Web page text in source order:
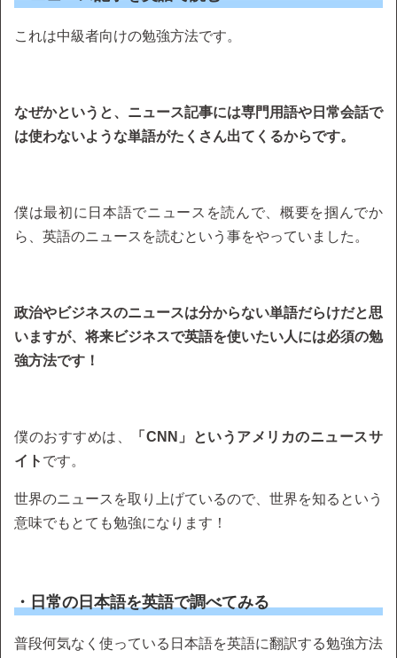
これは中級者向けの勉強方法です。
なぜかというと、ニュース記事には専門用語や日常会話で
は使わないような単語がたくさん出てくるからです。
僕は最初に日本語でニュースを読んで、概要を掴んでか
ら、英語のニュースを読むという事をやっていました。
政治やビジネスのニュースは分からない単語だらけだと思
いますが、将来ビジネスで英語を使いたい人には必須の勉
強方法です！
僕のおすすめは、
「CNN」というアメリカのニュースサ
イト です。
世界のニュースを取り上げているので、世界を知るという
意味でもとても勉強になります！
・日常の日本語を英語で調べてみる
普段何気なく使っている日本語を英語に翻訳する勉強方法